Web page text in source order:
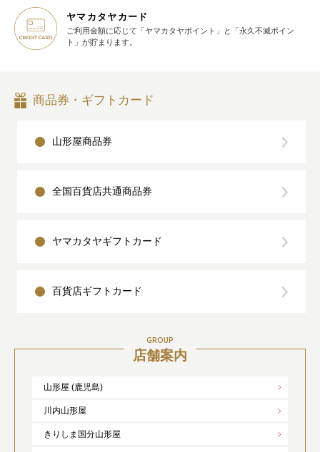
ヤマカタヤカード
ご利用金額に応じて 「ヤマカタヤポイント」と
「永久不滅ポイン
ト」が貯まります。
商品券・ギフトカード
山形屋商品券
全国百貨店共通商品券
ヤマカタヤギフトカード
百貨店ギフトカード
GROUP
店舗案内
山形屋 (鹿児島)
川内山形屋
きりしま国分山形屋